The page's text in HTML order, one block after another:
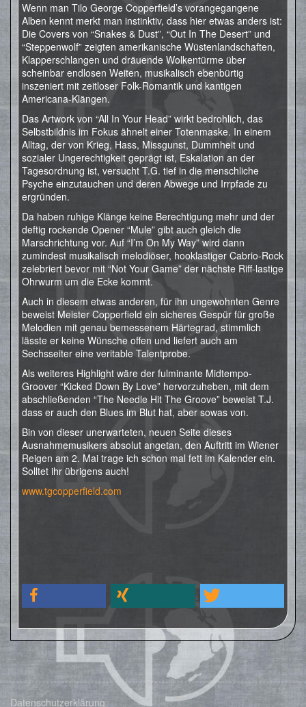
Wenn man Tilo George Copperfield’s vorangegangene
Alben kennt merkt man instinktiv, dass hier etwas anders ist:
Die Covers von “Snakes & Dust”, “Out In The Desert” und
“Steppenwolf” zeigten amerikanische Wüstenlandschaften,
Klapperschlangen und dräuende Wolkentürme über
scheinbar endlosen Weiten, musikalisch ebenbürtig
inszeniert mit zeitloser Folk-Romantik und kantigen
Americana-Klängen.
Das Artwork von “All In Your Head” wirkt bedrohlich, das
Selbstbildnis im Fokus ähnelt einer Totenmaske. In einem
Alltag, der von Krieg, Hass, Missgunst, Dummheit und
sozialer Ungerechtigkeit geprägt ist, Eskalation an der
Tagesordnung ist, versucht T.G. tief in die menschliche
Psyche einzutauchen und deren Abwege und Irrpfade zu
ergründen.
Da haben ruhige Klänge keine Berechtigung mehr und der
deftig rockende Opener “Mule” gibt auch gleich die
Marschrichtung vor. Auf “I’m On My Way” wird dann
zumindest musikalisch melodiöser, hooklastiger Cabrio-Rock
zelebriert bevor mit “Not Your Game” der nächste Riff-lastige
Ohrwurm um die Ecke kommt.
Auch in diesem etwas anderen, für ihn ungewohnten Genre
beweist Meister Copperfield ein sicheres Gespür für große
Melodien mit genau bemessenem Härtegrad, stimmlich
lässte er keine Wünsche offen und liefert auch am
Sechsseiter eine veritable Talentprobe.
Als weiteres Highlight wäre der fulminante Midtempo-
Groover “Kicked Down By Love” hervorzuheben, mit dem
abschließenden “The Needle Hit The Groove” beweist T.J.
dass er auch den Blues im Blut hat, aber sowas von.
Bin von dieser unerwarteten, neuen Seite dieses
Ausnahmemusikers absolut angetan, den Auftritt im Wiener
Reigen am 2. Mai trage ich schon mal fett im Kalender ein.
Solltet ihr übrigens auch!
www.tgcopperfield.com
Datenschutzerklärung